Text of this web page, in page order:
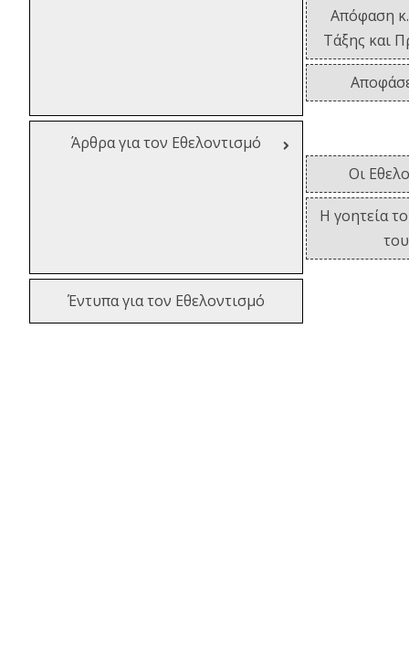
Απόφαση
Τάξης και
Άρθρα για τον Εθελοντισμό
Οι
Η γοητεία
Έντυπα για τον Εθελοντισμό